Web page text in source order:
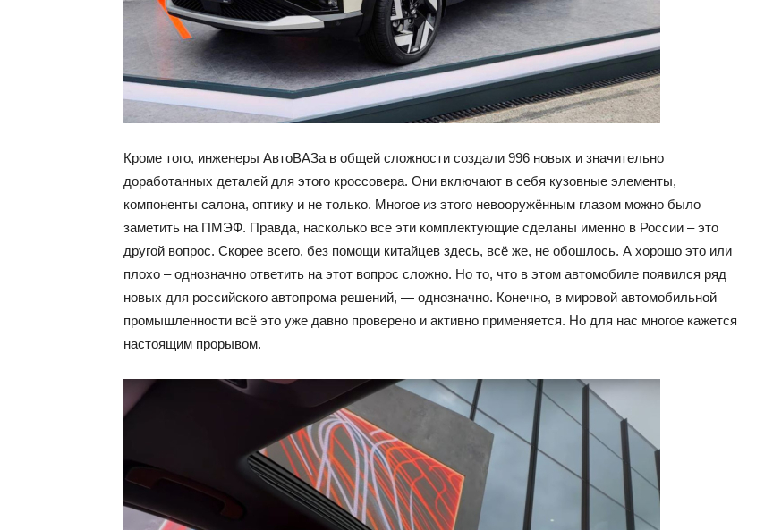
Кроме того, инженеры АвтоВАЗа в общей сложности создали 996 новых и значительно
доработанных деталей для этого кроссовера. Они включают в себя кузовные элементы,
компоненты салона, оптику и не только. Многое из этого невооружённым глазом можно было
заметить на ПМЭФ. Правда, насколько все эти комплектующие сделаны именно в России – это
другой вопрос. Скорее всего, без помощи китайцев здесь, всё же, не обошлось. А хорошо это или
плохо – однозначно ответить на этот вопрос сложно. Но то, что в этом автомобиле появился ряд
новых для российского автопрома решений, — однозначно. Конечно, в мировой автомобильной
промышленности всё это уже давно проверено и активно применяется. Но для нас многое кажется
настоящим прорывом.